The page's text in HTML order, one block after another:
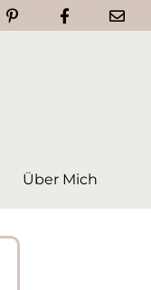
Über Mich